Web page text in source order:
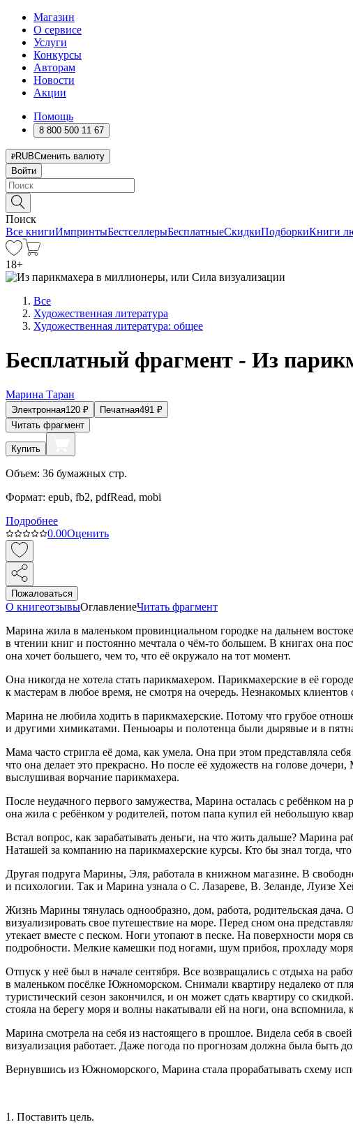
Магазин
О сервисе
Услуги
Конкурсы
Авторам
Новости
Акции
Помощь
8 800 500 11 67
RUBСменить валюту
Войти
Поиск
Все книгиИмпринтыБестселлерыБесплатныеСкидкиПодборкиКниги
18+
Все
Художественная литература
Художественная литература: общее
Бесплатный фрагмент - Из
Марина Таран
Электронная120 ₽ Печатная491 ₽
Читать фрагмент
Купить
Объем: 36 бумажных стр.
Формат: epub, fb2, pdfRead, mobi
Подробнее
0.00Оценить
Пожаловаться
О книгеотзывыОглавлениеЧитать фрагмент
Марина жила в маленьком провинциальном городке на дальнем
в чтении книг и постоянно мечтала о чём-то большем. В книгах она
она хочет большего, чем то, что её окружало на тот момент.
Она никогда не хотела стать парикмахером. Парикмахерские в её
к мастерам в любое время, не смотря на очередь. Незнакомых
Марина не любила ходить в парикмахерские. Потому что грубое
и другими химикатами. Пеньюары и полотенца были дырявые и в
Мама часто стригла её дома, как умела. Она при этом представляла
что она делает это прекрасно. Но после её художеств на голове
выслушивая ворчание парикмахера.
После неудачного первого замужества, Марина осталась с ребёнком
она жила с ребёнком у родителей, потом папа купил ей небольшую
Встал вопрос, как зарабатывать деньги, на что жить дальше? Марина
Наташей за компанию на парикмахерские курсы. Кто бы знал тогда,
Другая подруга Марины, Эля, работала в книжном магазине. В
и психологии. Так и Марина узнала о С. Лазареве, В. Зеланде, Луизе
Жизнь Марины тянулась однообразно, дом, работа, родительская
визуализировать свое путешествие на море. Перед сном она
утекает вместе с песком. Ноги утопают в песке. На поверхности
подробности. Мелкие камешки под ногами, шум прибоя, прохладу
Отпуск у неё был в начале сентября. Все возвращались с отдыха на
в маленьком посёлке Южноморском. Снимали квартиру недалеко от
туристический сезон закончился, и он может сдать квартиру со
стояла на берегу моря и волны накатывали ей на ноги, она вспомнила,
Марина смотрела на себя из настоящего в прошлое. Видела себя в
визуализация работает. Даже погода по прогнозам должна была быть
Вернувшись из Южноморского, Марина стала прорабатывать схему
1. Поставить цель.